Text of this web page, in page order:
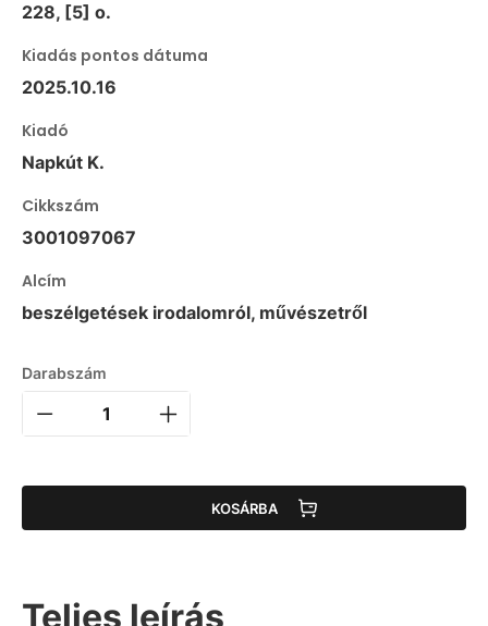
228, [5] o.
Kiadás pontos dátuma
2025.10.16
Kiadó
Napkút K.
Cikkszám
3001097067
Alcím
beszélgetések irodalomról, művészetről
Darabszám
KOSÁRBA
Teljes leírás